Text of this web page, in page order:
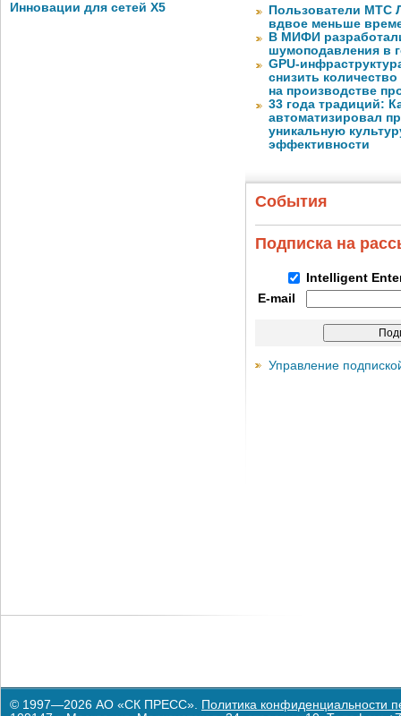
Инновации для сетей X5
Пользователи МТС
вдвое меньше
В МИФИ
шумоподавления в
GPU-
снизить
на производстве
33 года традиций:
автоматизировал
уникальную
эффективности
События
Подписка на
Intelligent
E-mail
Управление
© 1997—2026 АО «СК ПРЕСС». Политика конфиденциальности